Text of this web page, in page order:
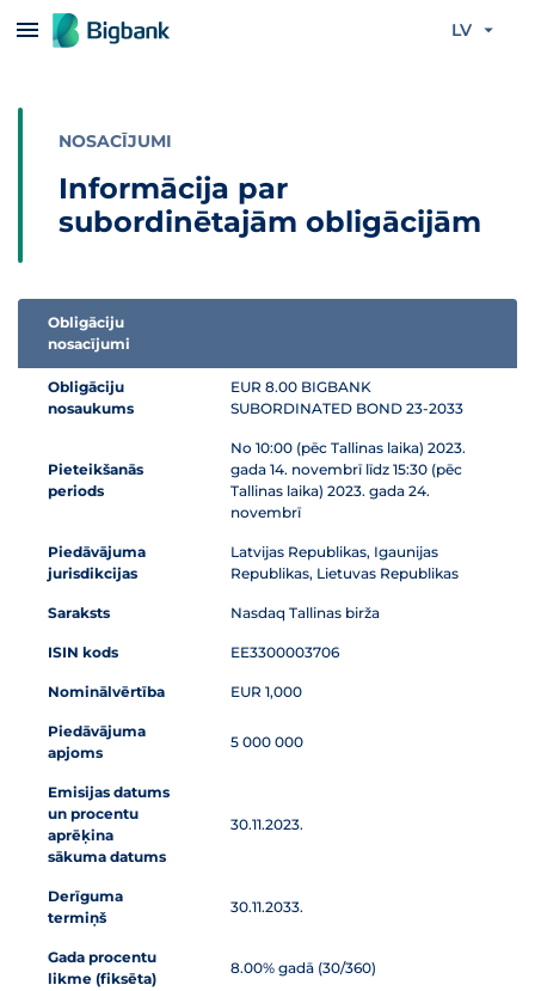
Pāriet uz saturu LV
NOSACĪJUMI
Informācija par
subordinētajām obligācijām
Informācijas tabula par subordinētās obligācijas piedāvājumu
Obligāciju
nosacījumi
Obligāciju
nosaukums
EUR 8.00 BIGBANK
SUBORDINATED BOND 23-2033
Pieteikšanās
periods
No 10:00 (pēc Tallinas laika) 2023.
gada 14. novembrī līdz 15:30 (pēc
Tallinas laika) 2023. gada 24.
novembrī
Piedāvājuma
jurisdikcijas
Latvijas Republikas, Igaunijas
Republikas, Lietuvas Republikas
Saraksts Nasdaq Tallinas birža
ISIN kods EE3300003706
Nominālvērtība EUR 1,000
Piedāvājuma
apjoms
5 000 000
Emisijas datums
un procentu
aprēķina
sākuma datums
30.11.2023.
Derīguma
termiņš
30.11.2033.
Gada procentu
likme (fiksēta)
8.00% gadā (30/360)